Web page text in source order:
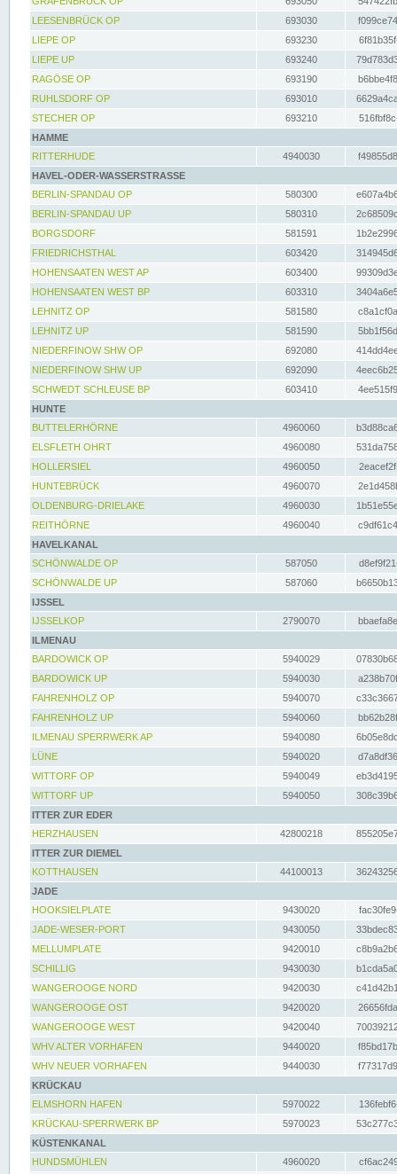
LEESENBRÜCK OP
693030
LIEPE OP
693230
LIEPE UP
693240
RAGÖSE OP
693190
RUHLSDORF OP
693010
STECHER OP
693210
HAMME
RITTERHUDE
4940030
HAVEL-ODER-WASSERSTRASSE
BERLIN-SPANDAU OP
580300
BERLIN-SPANDAU UP
580310
BORGSDORF
581591
FRIEDRICHSTHAL
603420
HOHENSAATEN WEST AP
603400
HOHENSAATEN WEST BP
603310
LEHNITZ OP
581580
LEHNITZ UP
581590
NIEDERFINOW SHW OP
692080
NIEDERFINOW SHW UP
692090
SCHWEDT SCHLEUSE BP
603410
HUNTE
BUTTELERHÖRNE
4960060
ELSFLETH OHRT
4960080
HOLLERSIEL
4960050
HUNTEBRÜCK
4960070
OLDENBURG-DRIELAKE
4960030
REITHÖRNE
4960040
HAVELKANAL
SCHÖNWALDE OP
587050
SCHÖNWALDE UP
587060
IJSSEL
IJSSELKOP
2790070
ILMENAU
BARDOWICK OP
5940029
BARDOWICK UP
5940030
FAHRENHOLZ OP
5940070
FAHRENHOLZ UP
5940060
ILMENAU SPERRWERK AP
5940080
LÜNE
5940020
WITTORF OP
5940049
WITTORF UP
5940050
ITTER ZUR EDER
HERZHAUSEN
42800218
ITTER ZUR DIEMEL
KOTTHAUSEN
44100013
JADE
HOOKSIELPLATE
9430020
JADE-WESER-PORT
9430050
MELLUMPLATE
9420010
SCHILLIG
9430030
WANGEROOGE NORD
9420030
WANGEROOGE OST
9420020
WANGEROOGE WEST
9420040
WHV ALTER VORHAFEN
9440020
WHV NEUER VORHAFEN
9440030
KRÜCKAU
ELMSHORN HAFEN
5970022
KRÜCKAU-SPERRWERK BP
5970023
KÜSTENKANAL
HUNDSMÜHLEN
4960020